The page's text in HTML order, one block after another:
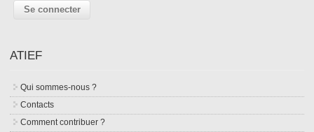
ATIEF
Qui sommes-nous ?
Contacts
Comment contribuer ?